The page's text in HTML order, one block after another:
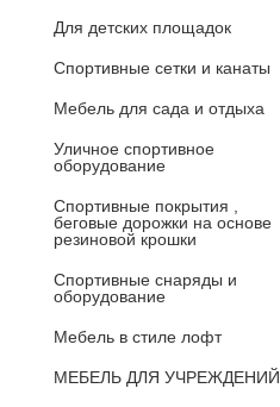
Для детских площадок
Спортивные сетки и канаты
Мебель для сада и отдыха
Уличное спортивное
оборудование
Спортивные покрытия ,
беговые дорожки на основе
резиновой крошки
Спортивные снаряды и
оборудование
Мебель в стиле лофт
МЕБЕЛЬ ДЛЯ УЧРЕЖДЕНИЙ